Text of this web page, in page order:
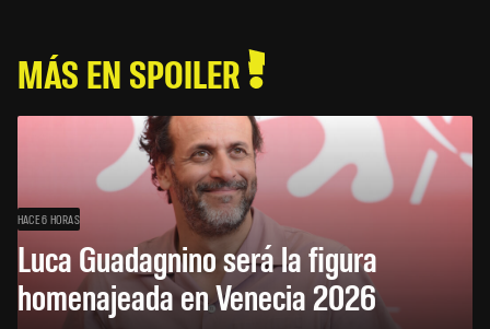
MÁS EN SPOILER
HACE 6 HORAS
Luca Guadagnino será la figura
homenajeada en Venecia 2026